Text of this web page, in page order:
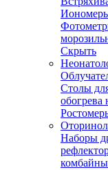
Скрыть
Столы
Наборы